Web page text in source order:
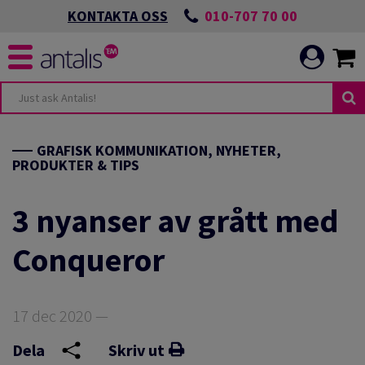
KONTAKTA OSS 010-707 70 00
GRAFISK KOMMUNIKATION, NYHETER,
PRODUKTER & TIPS
3 nyanser av grått med
Conqueror
17 dec 2020 —
Dela
Skriv ut